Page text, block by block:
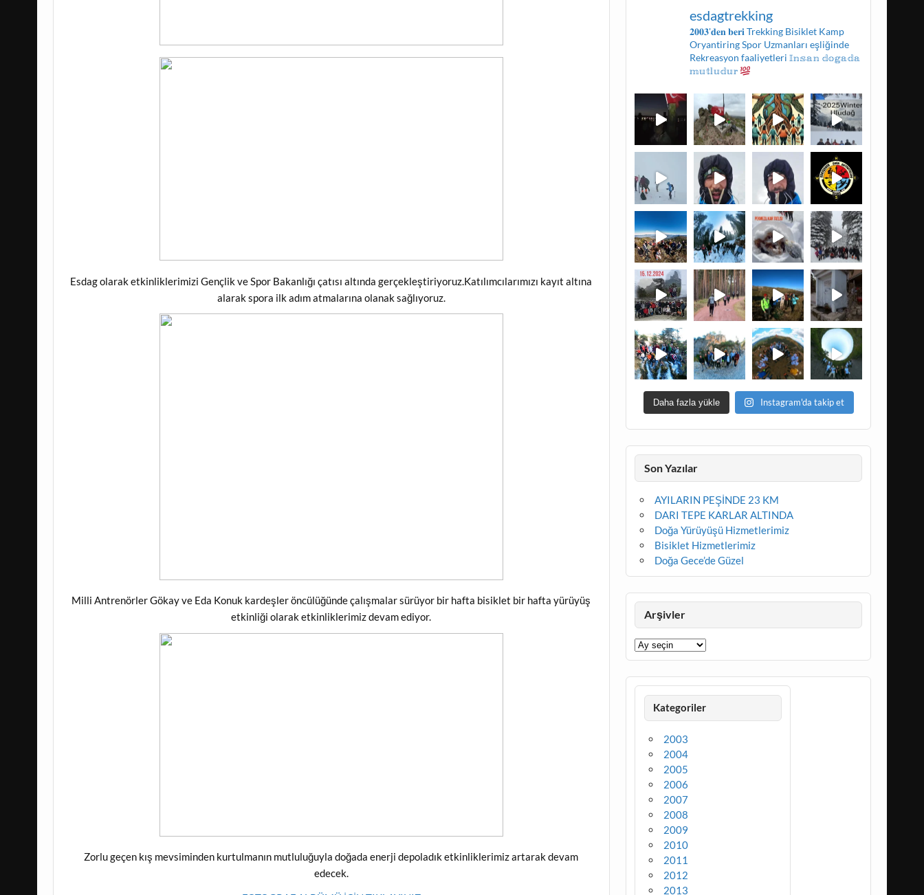
Esdag olarak etkinliklerimizi Gençlik ve Spor Bakanlığı çatısı altında gerçekleştiriyoruz.Katılımcılarımızı kayıt altına
alarak spora ilk adım atmalarına olanak sağlıyoruz.
Milli Antrenörler Gökay ve Eda Konuk kardeşler öncülüğünde çalışmalar sürüyor bir hafta bisiklet bir hafta yürüyüş
etkinliği olarak etkinliklerimiz devam ediyor.
Zorlu geçen kış mevsiminden kurtulmanın mutluluğuyla doğada enerji depoladık etkinliklerimiz artarak devam
edecek.
esdagtrekking
𝟐𝟎𝟎𝟑'𝐝𝐞𝐧 𝐛𝐞𝐫𝐢Trekking Bisiklet Kamp
OryantiringSpor Uzmanları eşliğinde
Rekreasyon faaliyetleri 𝕀𝕟𝕤𝕒𝕟 𝕕𝕠𝕘𝕒𝕕𝕒
𝕞𝕦𝕥𝕝𝕦𝕕𝕦𝕣
Daha fazla yükle Instagram'da takip et
Son Yazılar
AYILARIN PEŞİNDE 23 KM
DARI TEPE KARLAR ALTINDA
Doğa Yürüyüşü Hizmetlerimiz
Bisiklet Hizmetlerimiz
Doğa Gece’de Güzel
Arşivler
Arşivler
Kategoriler
2003
2004
2005
2006
2007
2008
2009
2010
2011
2012
2013